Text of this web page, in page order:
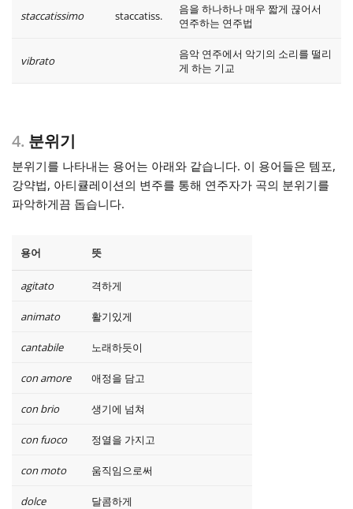
staccatissimo staccatiss.
음을 하나하나 매우 짧게 끊어서
연주하는 연주법
vibrato
음악 연주에서 악기의 소리를 떨리
게 하는 기교
4. 분위기
분위기를 나타내는 용어는 아래와 같습니다. 이 용어들은 템포,
강약법, 아티큘레이션의 변주를 통해 연주자가 곡의 분위기를
파악하게끔 돕습니다.
용어 뜻
agitato 격하게
animato 활기있게
cantabile 노래하듯이
con amore 애정을 담고
con brio 생기에 넘쳐
con fuoco 정열을 가지고
con moto 움직임으로써
dolce 달콤하게